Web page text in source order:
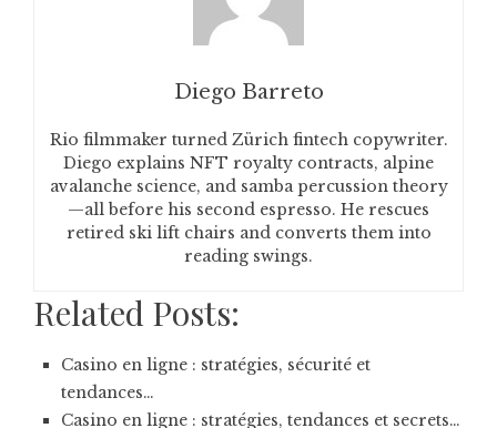
Diego Barreto
Rio filmmaker turned Zürich fintech copywriter.
Diego explains NFT royalty contracts, alpine
avalanche science, and samba percussion theory
—all before his second espresso. He rescues
retired ski lift chairs and converts them into
reading swings.
Related Posts:
Casino en ligne : stratégies, sécurité et
tendances…
Casino en ligne : stratégies, tendances et secrets…